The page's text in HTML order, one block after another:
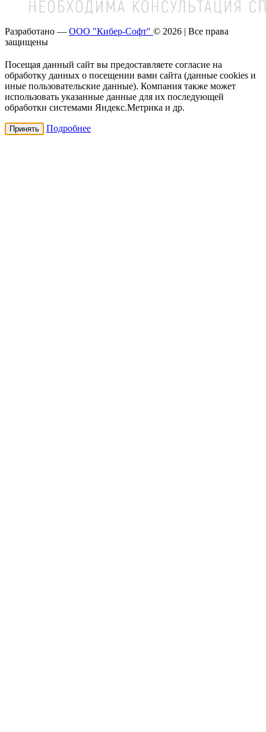
Разработано — ООО "Кибер-Софт" © 2026 | Все права
защищены
Посещая данный сайт вы предоставляете согласие на
обработку данных о посещении вами сайта (данные cookies и
иные пользовательские данные). Компания также может
использовать указанные данные для их последующей
обработки системами Яндекс.Метрика и др.
Принять Подробнее